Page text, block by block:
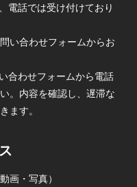
電話では受け付けており
い合わせフォームからお
合わせフォームから電話
。内容を確認し、遅滞な
ます。
画・写真）